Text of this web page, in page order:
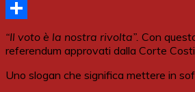
Share
“Il voto è la nostra rivolta”. Con
referendum approvati dalla Corte
Uno slogan che significa mettere in